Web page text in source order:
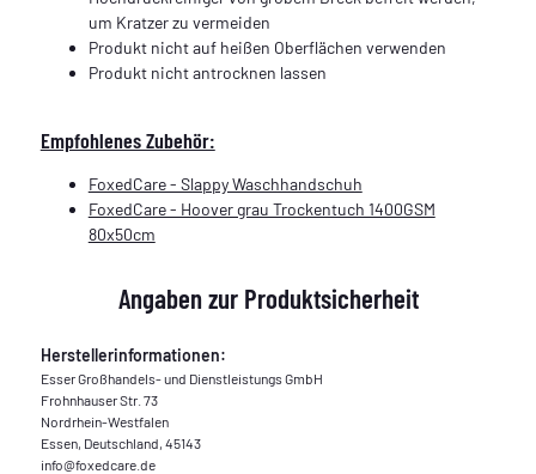
um Kratzer zu vermeiden
Produkt nicht auf heißen Oberflächen verwenden
Produkt nicht antrocknen lassen
Empfohlenes Zubehör:
FoxedCare - Slappy Waschhandschuh
FoxedCare - Hoover grau Trockentuch 1400GSM
80x50cm
Angaben zur Produktsicherheit
Herstellerinformationen:
Esser Großhandels- und Dienstleistungs GmbH
Frohnhauser Str. 73
Nordrhein-Westfalen
Essen, Deutschland, 45143
info@foxedcare.de